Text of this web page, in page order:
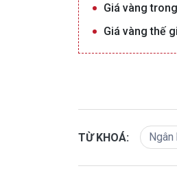
Giá vàng
Giá vàng thế
TỪ KHOÁ: Ngân